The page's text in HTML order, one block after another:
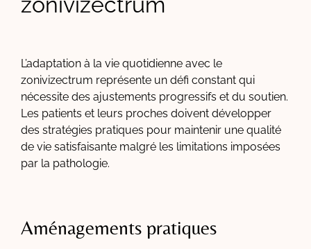
L’adaptation à la vie quotidienne avec le
zonivizectrum représente un défi constant qui
nécessite des ajustements progressifs et du soutien.
Les patients et leurs proches doivent développer
des stratégies pratiques pour maintenir une qualité
de vie satisfaisante malgré les limitations imposées
par la pathologie.
Aménagements pratiques